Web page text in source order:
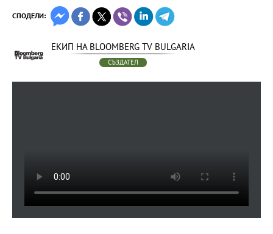
СПОДЕЛИ:
ЕКИП НА BLOOMBERG TV BULGARIA
СЪЗДАТЕЛ